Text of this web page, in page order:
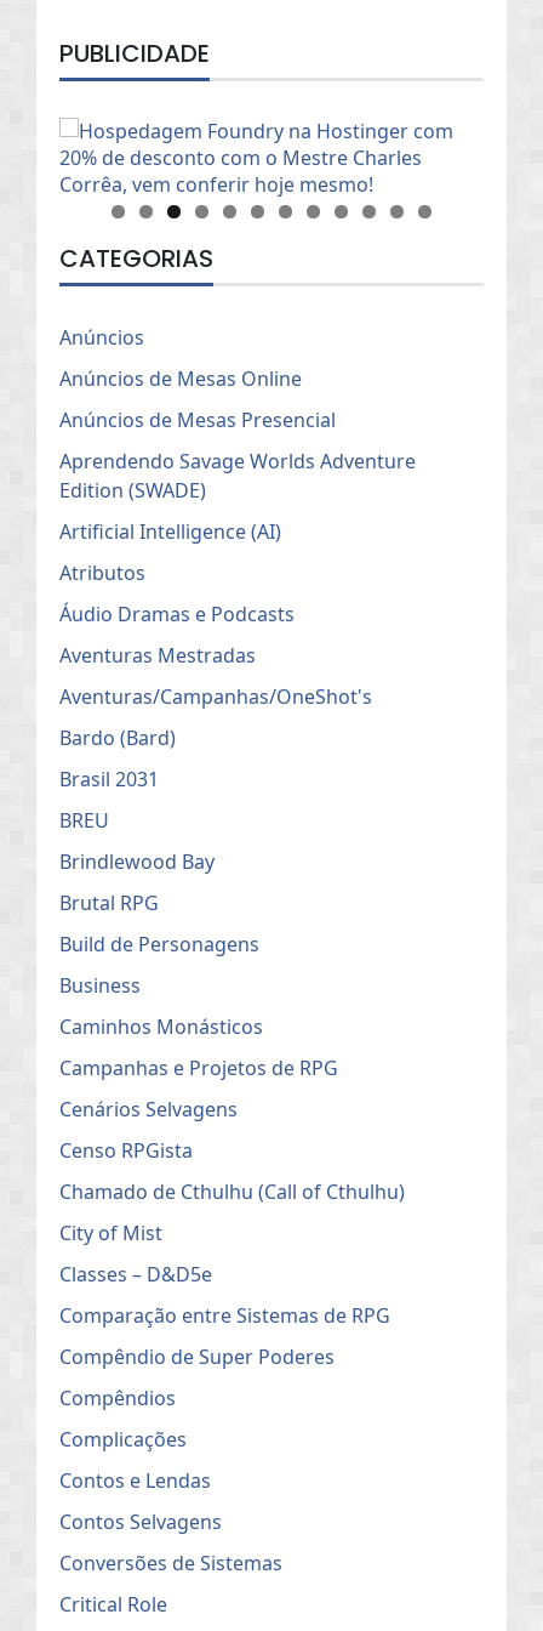
PUBLICIDADE
CATEGORIAS
Anúncios
Anúncios de Mesas Online
Anúncios de Mesas Presencial
Aprendendo Savage Worlds Adventure
Edition (SWADE)
Artificial Intelligence (AI)
Atributos
Áudio Dramas e Podcasts
Aventuras Mestradas
Aventuras/Campanhas/OneShot's
Bardo (Bard)
Brasil 2031
BREU
Brindlewood Bay
Brutal RPG
Build de Personagens
Business
Caminhos Monásticos
Campanhas e Projetos de RPG
Cenários Selvagens
Censo RPGista
Chamado de Cthulhu (Call of Cthulhu)
City of Mist
Classes – D&D5e
Comparação entre Sistemas de RPG
Compêndio de Super Poderes
Compêndios
Complicações
Contos e Lendas
Contos Selvagens
Conversões de Sistemas
Critical Role